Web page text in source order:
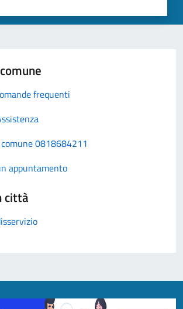
frequenti
0818684211
appuntamento
città